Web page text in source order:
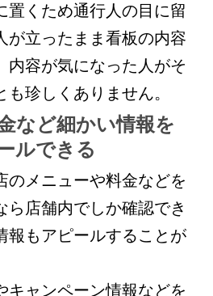
置くため通行人の目に留
が立ったまま看板の内容
内容が気になった人がそ
珍しくありません。
など細かい情報を
ルできる
のメニューや料金などを
ら店舗内でしか確認でき
報もアピールすることが
キャンペーン情報などを